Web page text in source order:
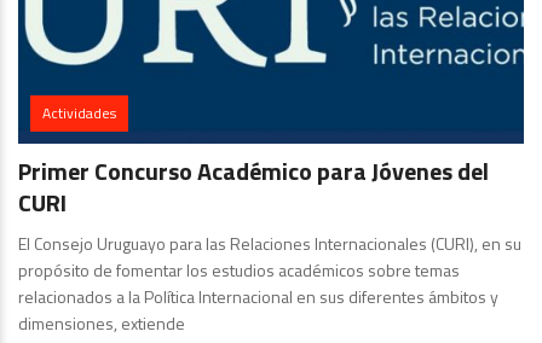
Actividades
Primer Concurso Académico para Jóvenes del
CURI
El Consejo Uruguayo para las Relaciones Internacionales (CURI), en su
propósito de fomentar los estudios académicos sobre temas
relacionados a la Política Internacional en sus diferentes ámbitos y
dimensiones, extiende
Análisis